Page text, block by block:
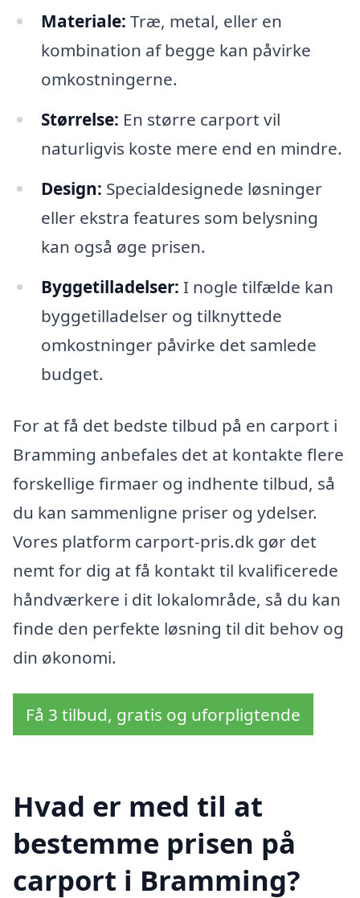
Materiale: Træ, metal, eller en
kombination af begge kan påvirke
omkostningerne.
Størrelse: En større carport vil
naturligvis koste mere end en mindre.
Design: Specialdesignede løsninger
eller ekstra features som belysning
kan også øge prisen.
Byggetilladelser: I nogle tilfælde kan
byggetilladelser og tilknyttede
omkostninger påvirke det samlede
budget.
For at få det bedste tilbud på en carport i
Bramming anbefales det at kontakte flere
forskellige firmaer og indhente tilbud, så
du kan sammenligne priser og ydelser.
Vores platform carport-pris.dk gør det
nemt for dig at få kontakt til kvalificerede
håndværkere i dit lokalområde, så du kan
finde den perfekte løsning til dit behov og
din økonomi.
Få 3 tilbud, gratis og uforpligtende
Hvad er med til at
bestemme prisen på
carport i Bramming?